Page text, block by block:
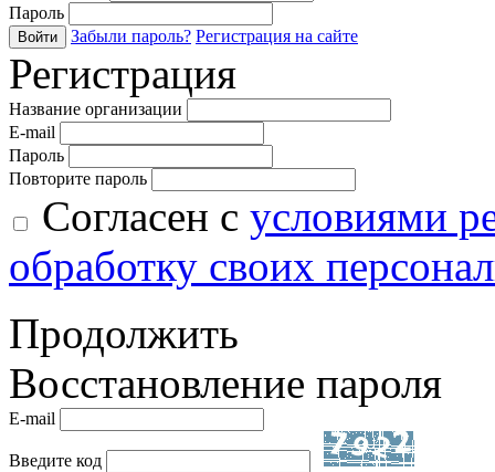
Пароль
Войти Забыли пароль? Регистрация на сайте
Регистрация
Название организации
E-mail
Пароль
Повторите пароль
Согласен с условиями
обработку своих
Продолжить
Восстановление пароля
E-mail
Введите код